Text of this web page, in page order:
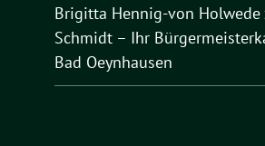
Brigitta Hennig-von Holwede
Schmidt – Ihr
Bad Oeynhausen